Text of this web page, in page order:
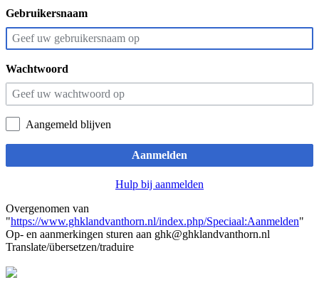
Gebruikersnaam
Wachtwoord
Aangemeld blijven
Aanmelden
Hulp bij aanmelden
Overgenomen van
"https://www.ghklandvanthorn.nl/index.php/Speciaal:Aanmelden"
Op- en aanmerkingen sturen aan ghk@ghklandvanthorn.nl
Translate/übersetzen/traduire